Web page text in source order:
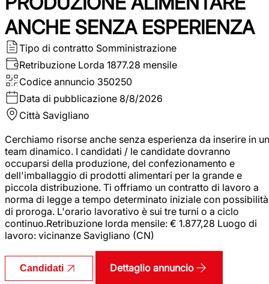
ANCHE SENZA ESPERIENZA
Tipo di contratto Somministrazione
Retribuzione Lorda 1877.28 mensile
Codice annuncio 350250
Data di pubblicazione 8/8/2026
Città Savigliano
Cerchiamo risorse anche senza esperienza da inserire in un
team dinamico. I candidati / le candidate dovranno
occuparsi della produzione, del confezionamento e
dell'imballaggio di prodotti alimentari per la grande e
piccola distribuzione. Ti offriamo un contratto di lavoro a
norma di legge a tempo determinato iniziale con possibilità
di proroga. L'orario lavorativo è sui tre turni o a ciclo
continuo.Retribuzione lorda mensile: € 1.877,28 Luogo di
lavoro: vicinanze Savigliano (CN)
Candidati Dettaglio annuncio